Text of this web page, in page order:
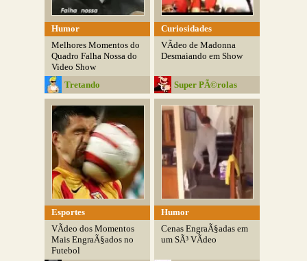
Humor
Melhores Momentos do
Quadro Falha Nossa do
Video Show
Tretando
Curiosidades
VÃ­deo de Madonna
Desmaiando em Show
Super PÃ©rolas
Esportes
VÃ­deo dos Momentos
Mais EngraÃ§ados no
Futebol
Humor
Cenas EngraÃ§adas em
um SÃ³ VÃ­deo